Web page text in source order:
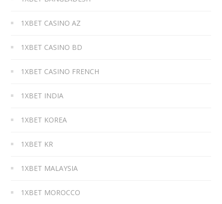
1XBET CASINO AZ
1XBET CASINO BD
1XBET CASINO FRENCH
1XBET INDIA
1XBET KOREA
1XBET KR
1XBET MALAYSIA
1XBET MOROCCO